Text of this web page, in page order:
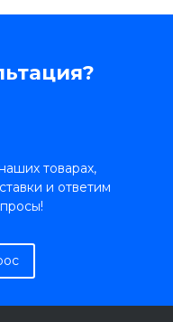
товарах,
и ответим